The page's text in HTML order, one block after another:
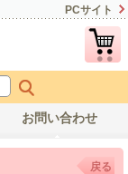
PCサイト
お問い合わせ
戻る